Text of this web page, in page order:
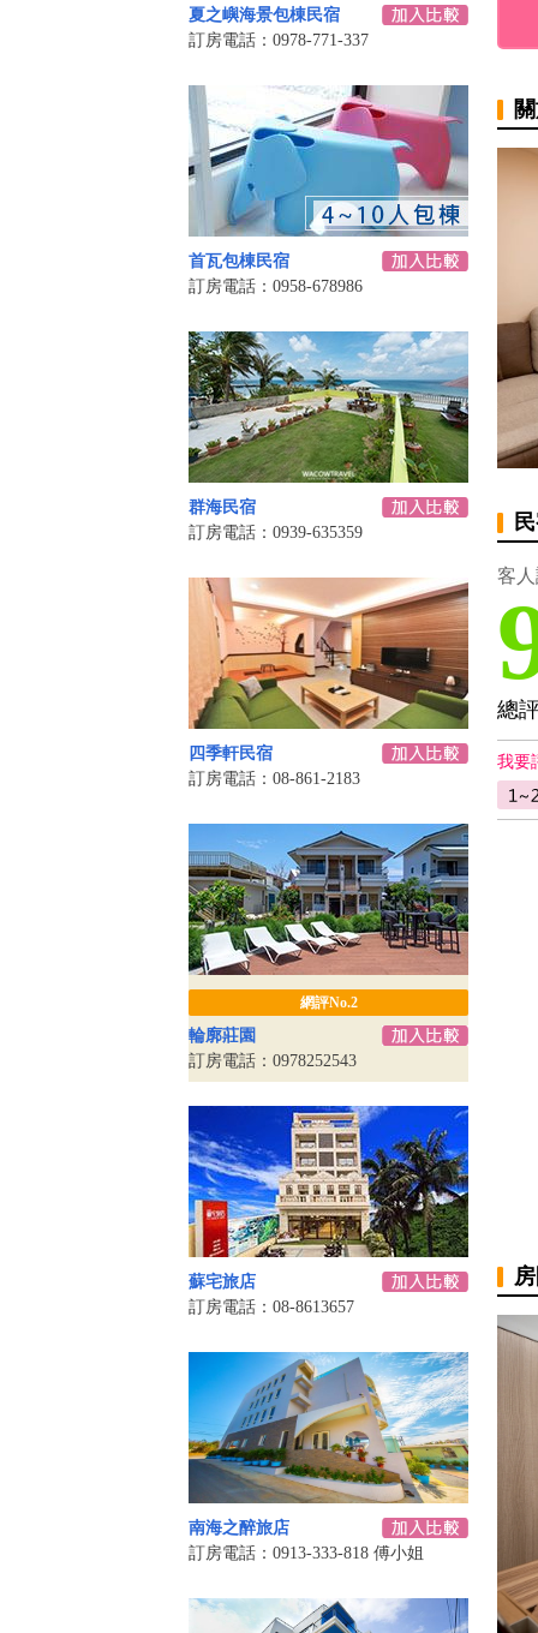
夏之嶼海景包棟民宿
訂房電話：0978-771-337
首瓦包棟民宿
訂房電話：0958-678986
群海民宿
訂房電話：0939-635359
四季軒民宿
訂房電話：08-861-2183
網評No.2
輪廓莊園
訂房電話：0978252543
蘇宅旅店
訂房電話：08-8613657
南海之醉旅店
訂房電話：0913-333-818 傅小姐
客
總
我要